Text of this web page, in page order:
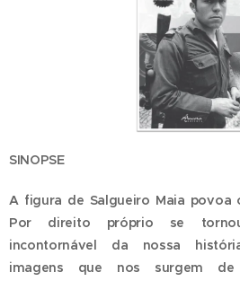
SINOPSE
A figura de Salgueiro Maia povoa
Por direito próprio se
incontornável da nossa
imagens que nos surgem de